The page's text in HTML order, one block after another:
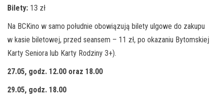
Bilety: 13 zł
Na BCKino w samo południe obowiązują bilety ulgowe do zakupu
w kasie biletowej, przed seansem – 11 zł, po okazaniu Bytomskiej
Karty Seniora lub Karty Rodziny 3+).
27.05, godz. 12.00 oraz 18.00
29.05, godz. 18.00